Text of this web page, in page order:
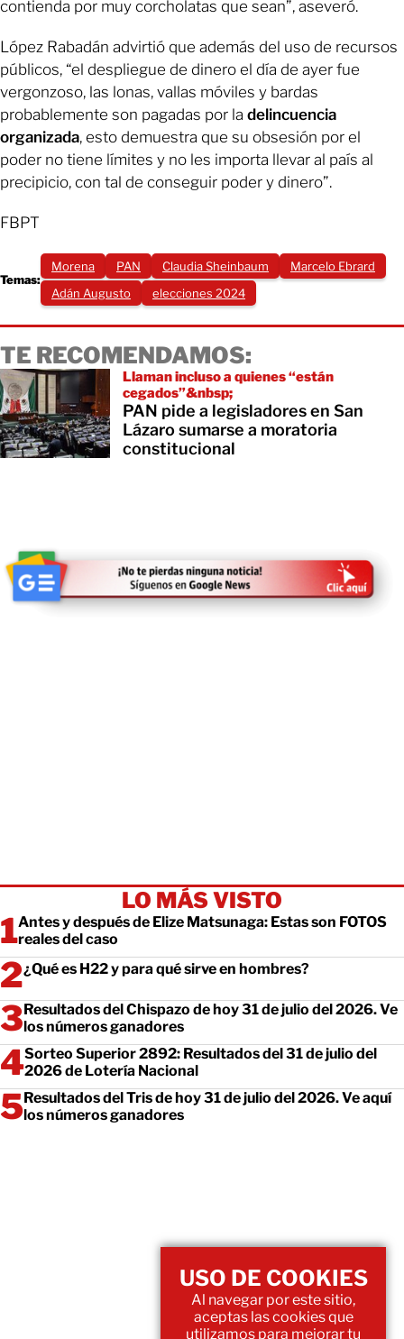
contienda por muy corcholatas que sean”, aseveró.
López Rabadán advirtió que además del uso de recursos
públicos, “el despliegue de dinero el día de ayer fue
vergonzoso, las lonas, vallas móviles y bardas
probablemente son pagadas por la delincuencia
organizada, esto demuestra que su obsesión por el
poder no tiene límites y no les importa llevar al país al
precipicio, con tal de conseguir poder y dinero”.
FBPT
Temas:
Morena PAN Claudia Sheinbaum
Marcelo Ebrard
Adán Augusto
elecciones 2024
TE RECOMENDAMOS:
Llaman incluso a quienes “están
cegados”&nbsp;
PAN pide a legisladores en San
Lázaro sumarse a moratoria
constitucional
LO MÁS VISTO
Antes y después de Elize Matsunaga: Estas son FOTOS
reales del caso
¿Qué es H22 y para qué sirve en hombres?
Resultados del Chispazo de hoy 31 de julio del 2026. Ve
los números ganadores
Sorteo Superior 2892: Resultados del 31 de julio del
2026 de Lotería Nacional
Resultados del Tris de hoy 31 de julio del 2026. Ve aquí
los números ganadores
USO DE COOKIES
Al navegar por este sitio,
aceptas las cookies que
utilizamos para mejorar tu